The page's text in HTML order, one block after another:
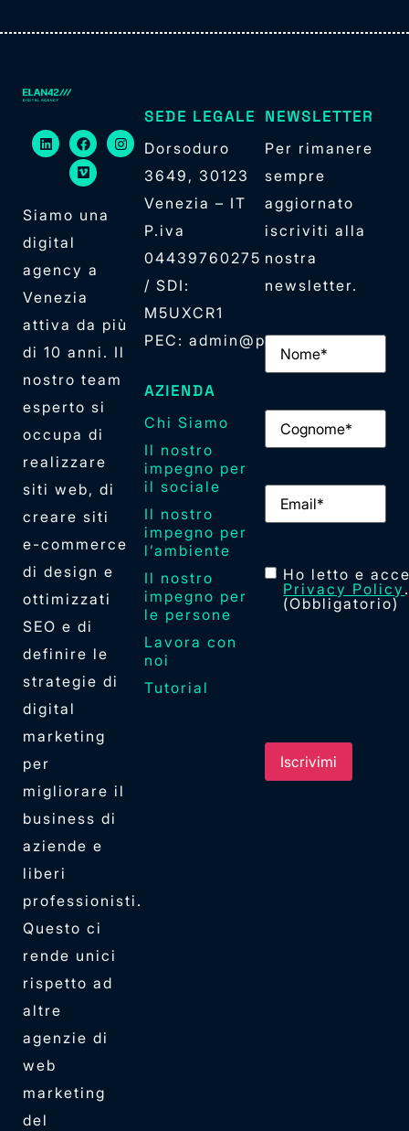
Siamo una
digital
agency a
Venezia
attiva da più
di 10 anni. Il
nostro team
esperto si
occupa di
realizzare
siti web, di
creare siti
e-commerce
di design e
ottimizzati
SEO e di
definire le
strategie di
digital
marketing
per
migliorare il
business di
aziende e
liberi
professionisti.
Questo ci
rende unici
rispetto ad
altre
agenzie di
web
marketing
del
SEDE LEGALE
Dorsoduro
3649, 30123
Venezia – IT
P.iva
04439760275
/ SDI:
M5UXCR1
PEC: admin@pec.elan42.com
AZIENDA
Chi Siamo
Il nostro
impegno per
il sociale
Il nostro
impegno per
l’ambiente
Il nostro
impegno per
le persone
Lavora con
noi
Tutorial
NEWSLETTER
Per rimanere
sempre
aggiornato
iscriviti alla
nostra
newsletter.
Nome
Cognome
Email
Consenso
Ho letto e
Privacy Policy
(Obbligatorio)